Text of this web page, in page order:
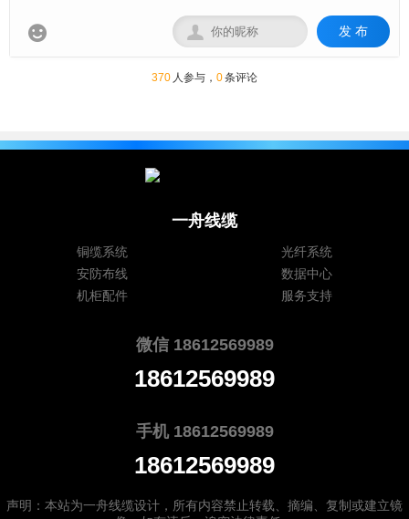
 发 布

370 人参与， 0条评论
一舟线缆
铜缆系统
光纤系统
安防布线
数据中心
机柜配件
服务支持
微信 18612569989
18612569989
手机 18612569989
18612569989
声明：本站为一舟线缆设计，所有内容禁止转载、摘编、复制或建立镜